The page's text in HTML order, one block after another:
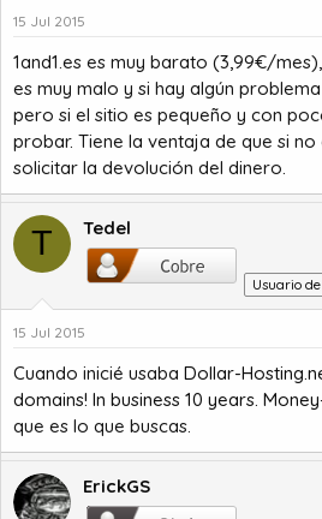
15 Jul 2015
1and1.es es muy barato (3,99€/
es muy malo y si hay algún
pero si el sitio es pequeño y con
probar. Tiene la ventaja de que si
solicitar la devolución del dinero.
T Tedel
Usuario
15 Jul 2015
Cuando inicié usaba Dollar-
domains! In business 10 years.
que es lo que buscas.
ErickGS